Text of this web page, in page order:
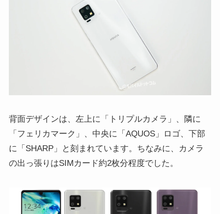
背面デザインは、左上に「トリプルカメラ」、隣に
「フェリカマーク」、中央に「AQUOS」ロゴ、下部
に「SHARP」と刻まれています。ちなみに、カメラ
の出っ張りはSIMカード約2枚分程度でした。